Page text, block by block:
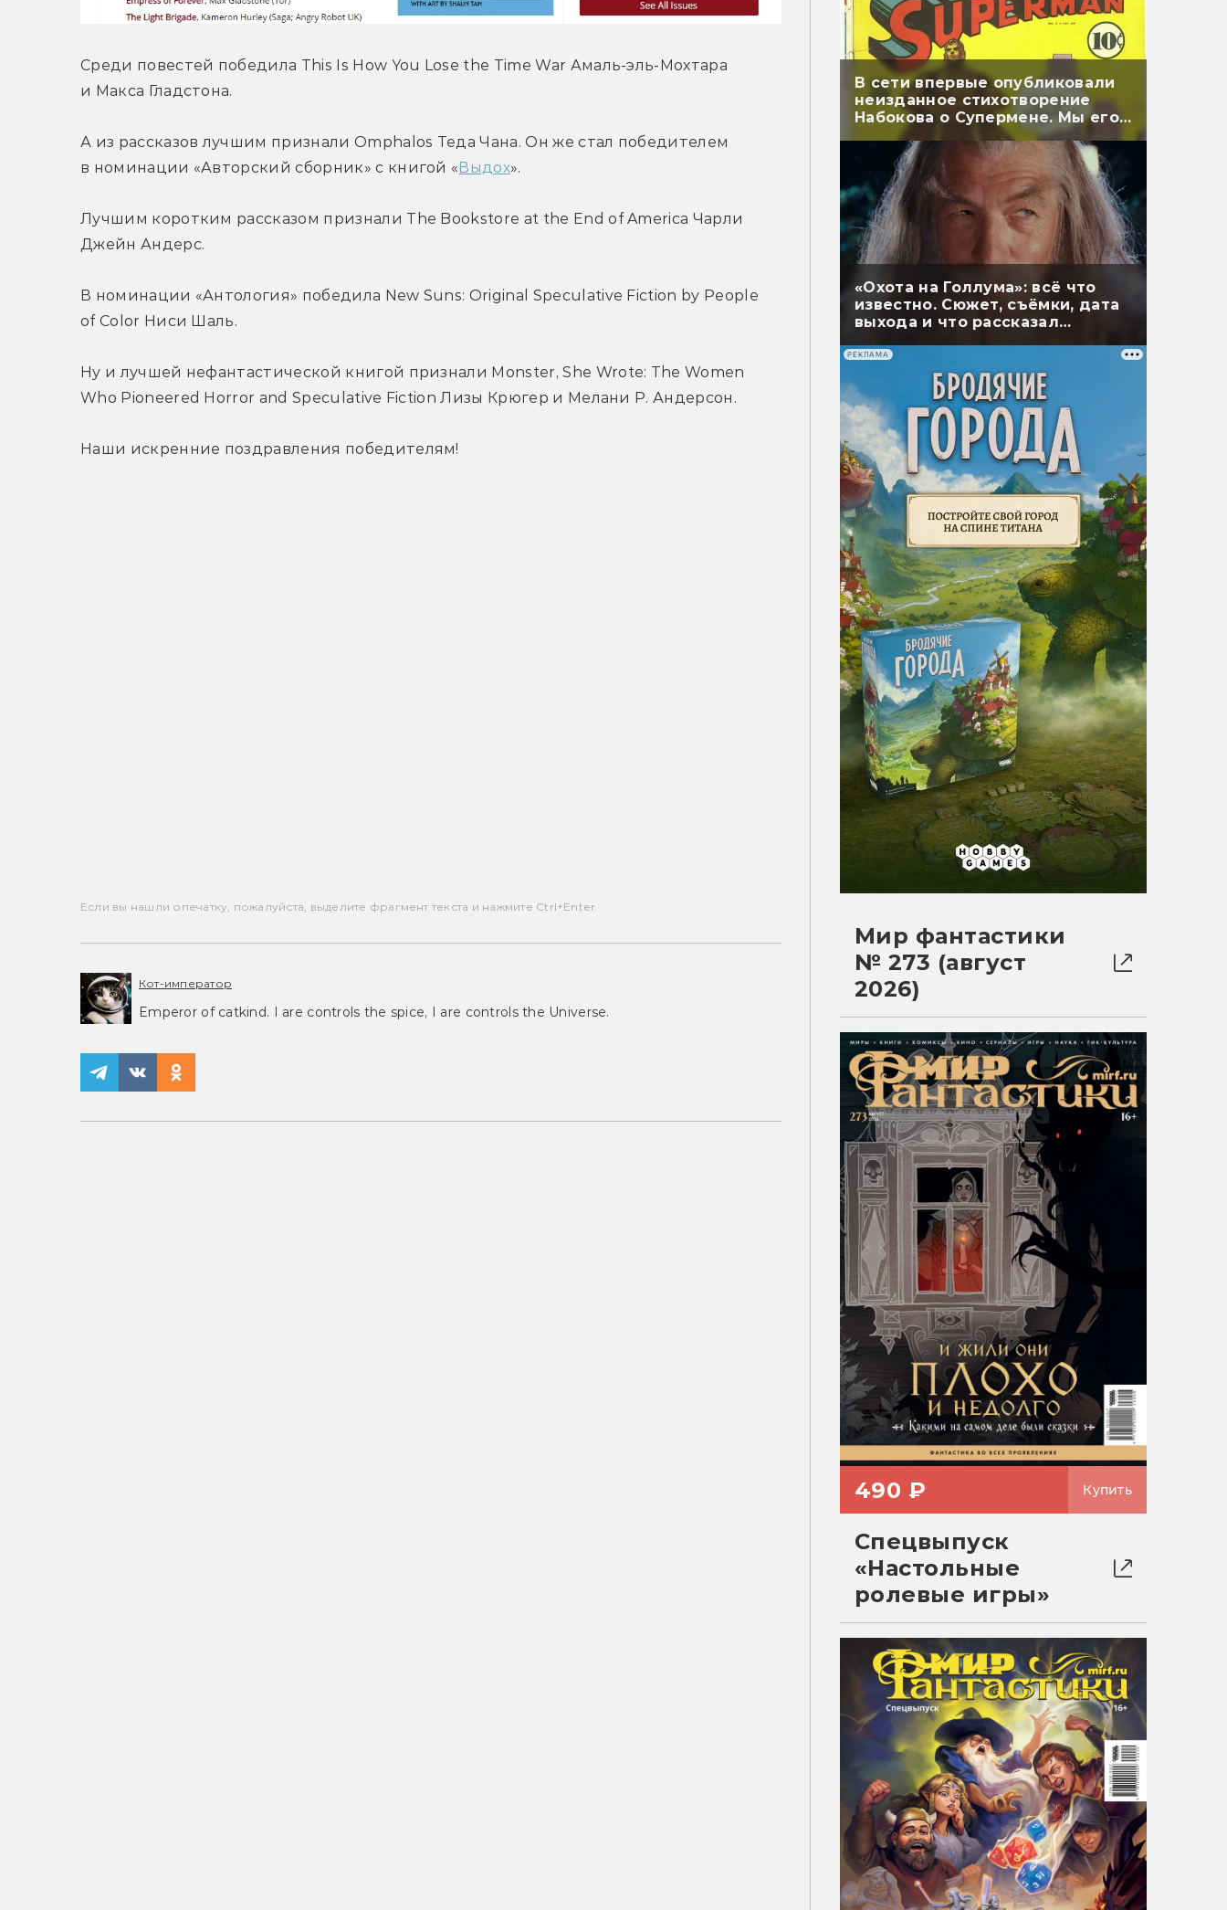
Среди повестей победила This Is How You Lose the Time War Амаль-эль-Мохтара
и Макса Гладстона.
А из рассказов лучшим признали Omphalos Теда Чана. Он же стал победителем
в номинации «Авторский сборник» с книгой «Выдох».
Лучшим коротким рассказом признали The Bookstore at the End of America Чарли
Джейн Андерс.
В номинации «Антология» победила New Suns: Original Speculative Fiction by People
of Color Ниси Шаль.
Ну и лучшей нефантастической книгой признали Monster, She Wrote: The Women
Who Pioneered Horror and Speculative Fiction Лизы Крюгер и Мелани Р. Андерсон.
Наши искренние поздравления победителям!
Если вы нашли опечатку, пожалуйста, выделите фрагмент текста и нажмите Ctrl+Enter.
Кот-император
Emperor of catkind. I are controls the spice, I are controls the Universe.
В сети впервые опубликовали
неизданное стихотворение
Набокова о Супермене. Мы его
перевели
«Охота на Голлума»: всё что
известно. Сюжет, съёмки, дата
выхода и что рассказал
РЕКЛАМА
Мир фантастики
№ 273 (август
2026)
490 ₽ Купить
Спецвыпуск
«Настольные
ролевые игры»